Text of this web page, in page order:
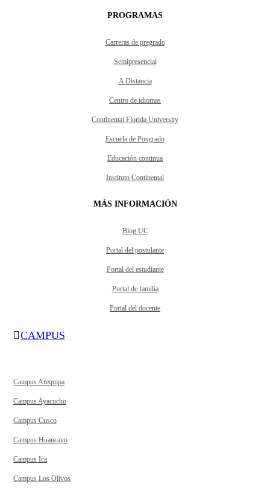
PROGRAMAS
Carreras de pregrado
Semipresencial
A Distancia
Centro de idiomas
Continental Florida University
Escuela de Posgrado
Educación continua
Instituto Continental
MÁS INFORMACIÓN
Blog UC
Portal del postulante
Portal del estudiante
Portal de familia
Portal del docente
CAMPUS
Campus Arequipa
Campus Ayacucho
Campus Cusco
Campus Huancayo
Campus Ica
Campus Los Olivos